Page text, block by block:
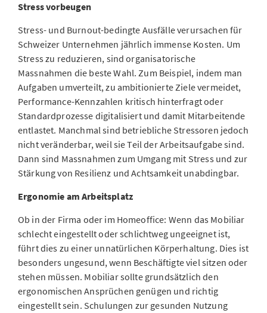
Stress vorbeugen
Stress- und Burnout-bedingte Ausfälle verursachen für
Schweizer Unternehmen jährlich immense Kosten. Um
Stress zu reduzieren, sind organisatorische
Massnahmen die beste Wahl. Zum Beispiel, indem man
Aufgaben umverteilt, zu ambitionierte Ziele vermeidet,
Performance-Kennzahlen kritisch hinterfragt oder
Standardprozesse digitalisiert und damit Mitarbeitende
entlastet. Manchmal sind betriebliche Stressoren jedoch
nicht veränderbar, weil sie Teil der Arbeitsaufgabe sind.
Dann sind Massnahmen zum Umgang mit Stress und zur
Stärkung von Resilienz und Achtsamkeit unabdingbar.
Ergonomie am Arbeitsplatz
Ob in der Firma oder im Homeoffice: Wenn das Mobiliar
schlecht eingestellt oder schlichtweg ungeeignet ist,
führt dies zu einer unnatürlichen Körperhaltung. Dies ist
besonders ungesund, wenn Beschäftigte viel sitzen oder
stehen müssen. Mobiliar sollte grundsätzlich den
ergonomischen Ansprüchen genügen und richtig
eingestellt sein. Schulungen zur gesunden Nutzung